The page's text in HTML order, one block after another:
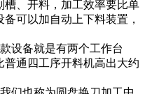
槽、开料，加工效率要比单
可以加自动上下料装置，
款设备就是有两个工作台
通四工序开料机高出大约